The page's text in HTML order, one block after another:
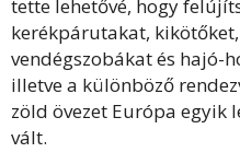
tette lehetővé, hogy
kerékpárutakat,
vendégszobákat és hajó-
illetve a különböző
zöld övezet Európa egyik
vált.